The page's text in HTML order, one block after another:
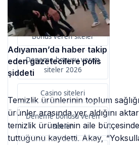
primebahis resmi giris
Bonus veren siteler
Deneme bonusu veren
siteler 2026
Casino siteleri
Deneme bonusu veren
siteler
Adıyaman’da haber takip
eden gazetecilere polis
şiddeti
Temizlik ürünlerinin toplum
ürünler arasında yer aldığını
temizlik ürünlerinin aile
tuttuğunu kaydetti. Akay,